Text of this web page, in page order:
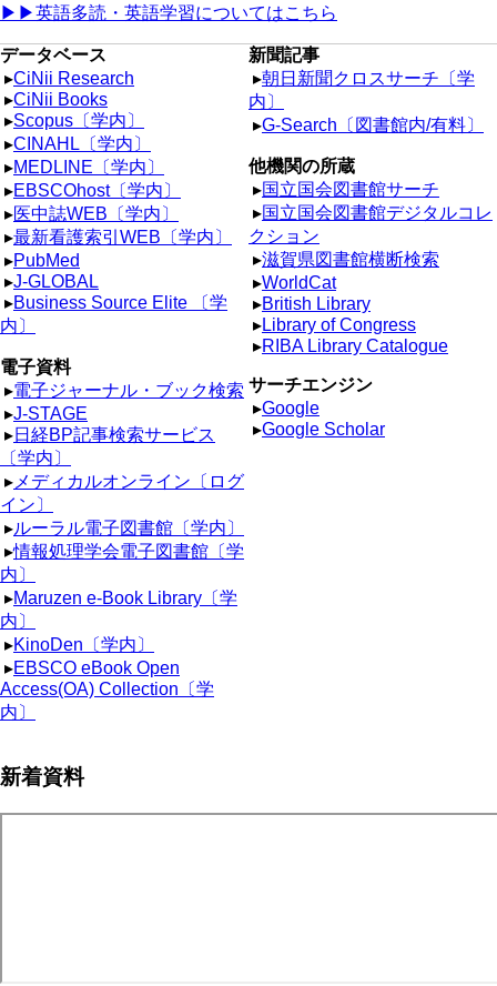
▶▶英語多読・英語学習についてはこちら
データベース
▸CiNii Research
▸CiNii Books
▸Scopus〔学内〕
▸CINAHL〔学内〕
▸MEDLINE〔学内〕
▸EBSCOhost〔学内〕
▸医中誌WEB〔学内〕
▸最新看護索引WEB〔学内〕
▸PubMed
▸J-GLOBAL
▸Business Source Elite 〔学
内〕
電子資料
▸電子ジャーナル・ブック検索
▸J-STAGE
▸日経BP記事検索サービス
〔学内〕
▸ メディカルオンライン〔ログ
イン〕
▸ルーラル電子図書館〔学内〕
▸情報処理学会電子図書館〔学
内〕
▸Maruzen e-Book Library〔学
内〕
▸KinoDen〔学内〕
▸EBSCO eBook Open
Access(OA) Collection〔学
内〕
新聞記事
▸朝日新聞クロスサーチ〔学
内〕
▸G-Search〔図書館内/有料〕
他機関の所蔵
▸国立国会図書館サーチ
▸国立国会図書館デジタルコレ
クション
▸滋賀県図書館横断検索
▸WorldCat
▸British Library
▸Library of Congress
▸RIBA Library Catalogue
サーチエンジン
▸Google
▸Google Scholar
新着資料